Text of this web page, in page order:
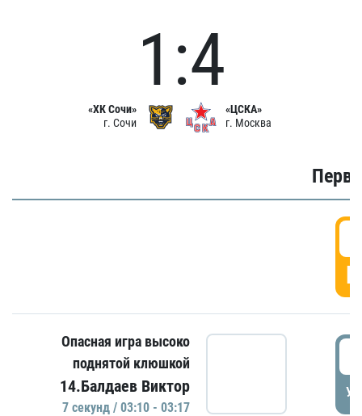
«ХК Сочи»
г. Сочи
1:4
«ЦСКА»
г. Москва
Опасная игра высоко
поднятой клюшкой
14.Балдаев Виктор
7 секунд / 03:10 - 03:17